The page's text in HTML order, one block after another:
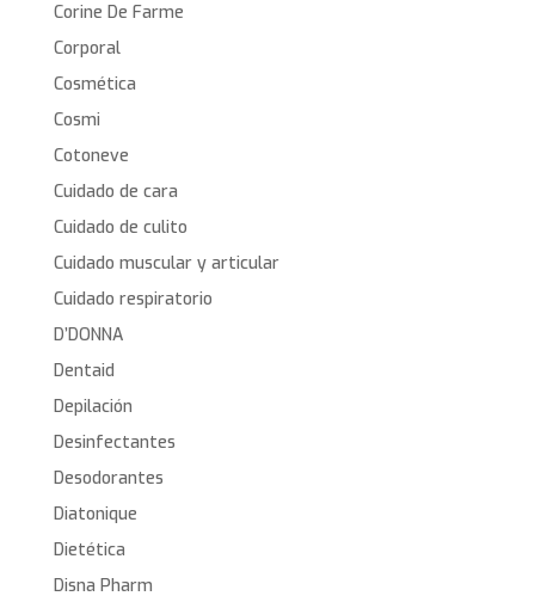
Corine De Farme
Corporal
Cosmética
Cosmi
Cotoneve
Cuidado de cara
Cuidado de culito
Cuidado muscular y articular
Cuidado respiratorio
D’DONNA
Dentaid
Depilación
Desinfectantes
Desodorantes
Diatonique
Dietética
Disna Pharm